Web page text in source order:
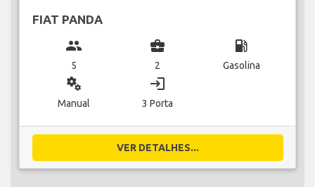
FIAT PANDA
group
5
business_center
2
local_gas_station
Gasolina
miscellaneous_services
Manual
login
3 Porta
VER DETALHES...